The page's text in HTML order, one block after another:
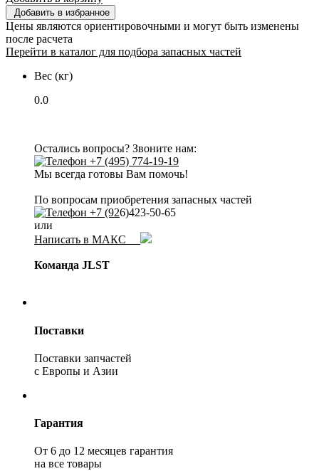
Добавить в избранное
Цены являются ориентировочными и могут быть изменены
после расчета
Перейти в каталог для подбора запасных частей
Вес (кг)
0.0
Остались вопросы? Звоните нам:
+7 (495) 774-19-19
Мы всегда готовы Вам помочь!
По вопросам приобретения запасных частей
+7 (926)423-50-65
или
Написать в МАКС
Команда JLST
Поставки
Поставки запчастей
с Европы и Азии
Гарантия
От 6 до 12 месяцев гарантия
на все товары